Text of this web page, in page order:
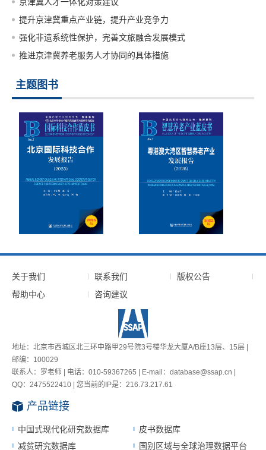
提升京津冀重点产业链，提升产业竞争力
强化非遗系统性保护，完善文旅融合发展模式
推进京津冀养老服务人才协同的具体措施
主题图书
关于我们 联系我们
版权公告
帮助中心
咨询建议
地址：北京市西城区北三环中路甲29号院3号楼华龙大厦A/B座13层、15层 |
邮编：100029
联系人：罗老师 | 电话：010-59367265 | E-mail：database@ssap.cn |
QQ：2475522410 | 您当前的IP是： 216.73.217.61
产品链接
中国式现代化研究数据库
皮书数据库
减贫研究数据库
国别区域与全球治理数据平台